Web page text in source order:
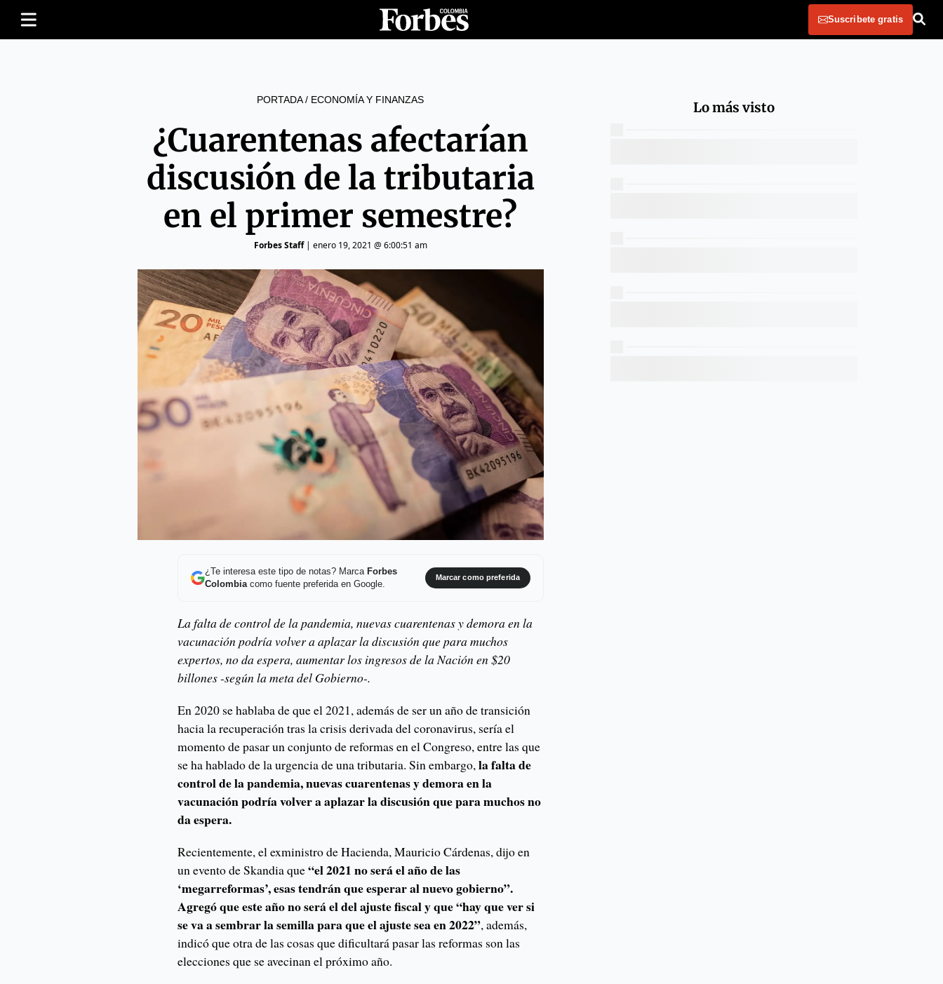
Suscribete gratis
PORTADA/ ECONOMÍA Y FINANZAS
¿Cuarentenas afectarían
discusión de la tributaria
en el primer semestre?
Forbes Staff| enero 19, 2021 @ 6:00:51 am
¿Te interesa este tipo de notas? Marca Forbes
Colombiacomo fuente preferida en Google.
Marcar como preferida
La falta de control de la pandemia, nuevas cuarentenas y demora en la
vacunación podría volver a aplazar la discusión que para muchos
expertos, no da espera, aumentar los ingresos de la Nación en $20
billones -según la meta del Gobierno-.
En 2020 se hablaba de que el 2021, además de ser un año de transición
hacia la recuperación tras la crisis derivada del coronavirus, sería el
momento de pasar un conjunto de reformas en el Congreso, entre las que
se ha hablado de la urgencia de una tributaria. Sin embargo,la falta de
control de la pandemia, nuevas cuarentenas y demora en la
vacunación podría volver a aplazar la discusión que para muchos no
da espera.
Recientemente, el exministro de Hacienda, Mauricio Cárdenas, dijo en
un evento de Skandia que“el 2021 no será el año de las
‘megarreformas’, esas tendrán que esperar al nuevo gobierno”.
Agregó que este año no será el del ajuste fiscal y que “hay que ver si
se va a sembrar la semilla para que el ajuste sea en 2022”, además,
indicó que otra de las cosas que dificultará pasar las reformas son las
elecciones que se avecinan el próximo año.
Lo más visto